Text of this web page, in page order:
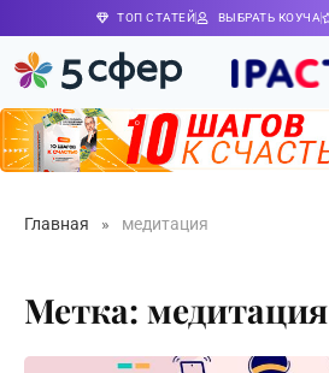
ТОП СТАТЕЙ ВЫБРАТЬ КОУЧА
Главная » медитация
Метка: медитация